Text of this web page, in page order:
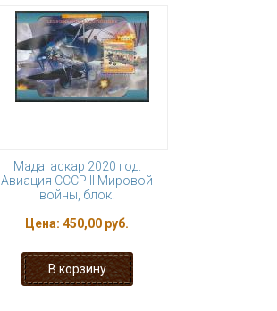
Мадагаскар 2020 год.
Авиация СССР II Мировой
войны, блок.
Цена: 450,00 руб.